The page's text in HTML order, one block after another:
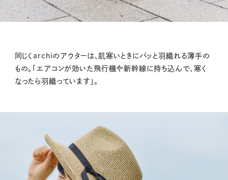
同じくarchiのアウターは、肌寒いときにパッと羽織れる薄手の
もの。「エアコンが効いた飛行機や新幹線に持ち込んで、寒く
なったら羽織っています」。